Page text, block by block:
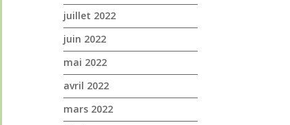
juillet 2022
juin 2022
mai 2022
avril 2022
mars 2022